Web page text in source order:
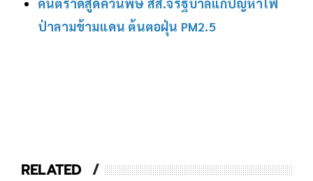
ป่าลามข้ามแดน ต้นตอฝุ่น PM2.5
RELATED